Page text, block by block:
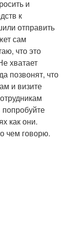
и
к
отправить
сам
что это
хватает
позвонят, что
и визите
как они.
чем говорю.